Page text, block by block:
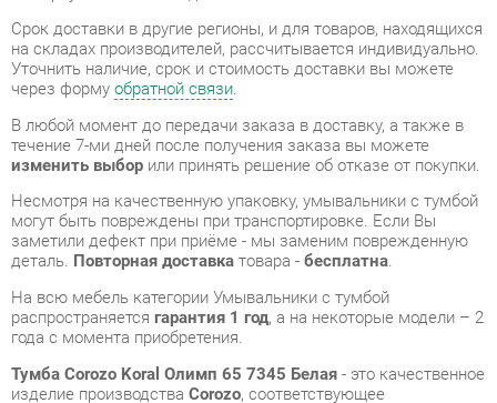
В любой момент до передачи заказа в доставку, а также в
течение 7-ми дней после получения заказа вы можете
изменить выборили принять решение об отказе от покупки.
Несмотря на качественную упаковку, умывальники с тумбой
заметили дефект при приёме - мы заменим поврежденную
деталь.Повторная доставкатовара -бесплатна.
распространяетсягарантия 1 год, а на некоторые модели – 2
года с момента приобретения.
Тумба Corozo Koral Олимп 65 7345 Белая- это качественное
современному государственному стандарту.
Надеемся, вы останетесь довольны вашим приобретением, и
будем рады, если вы оставите отзыв об опыте его
использования, который поможет сориентироваться нашим
будущим покупателям.